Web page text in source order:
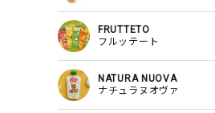
FRUTTETO
フルッテート
NATURA NUOVA
ナチュラヌオヴァ